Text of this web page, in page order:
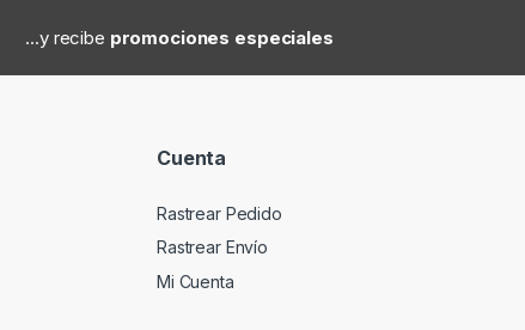
...y recibe promociones especiales
Cuenta
Rastrear Pedido
Rastrear Envío
Mi Cuenta